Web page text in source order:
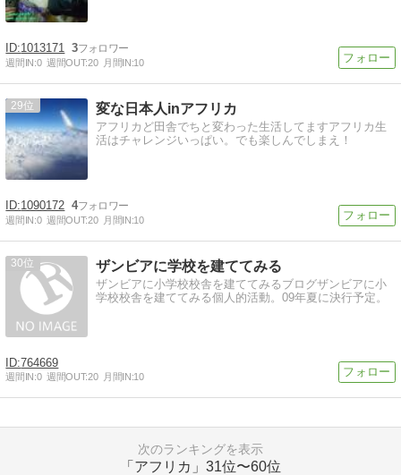
1013171 3
週間IN:0 週間OUT:20 月間IN:10
29 変な日本人inアフリカ
アフリカど田舎でちと変わった生活してますアフリカ生
活はチャレンジいっぱい。でも楽しんでしまえ！
1090172 4
週間IN:0 週間OUT:20 月間IN:10
30 ザンビアに学校を建ててみる
ザンビアに小学校校舎を建ててみるブログザンビアに小
学校校舎を建ててみる個人的活動。09年夏に決行予定。
764669
週間IN:0 週間OUT:20 月間IN:10
次のランキングを表示
「アフリカ」 31位〜60位